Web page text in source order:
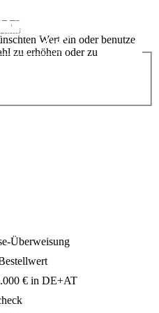
Wert ein oder benutze
zu erhöhen oder zu
Überweisung
€ in DE+AT